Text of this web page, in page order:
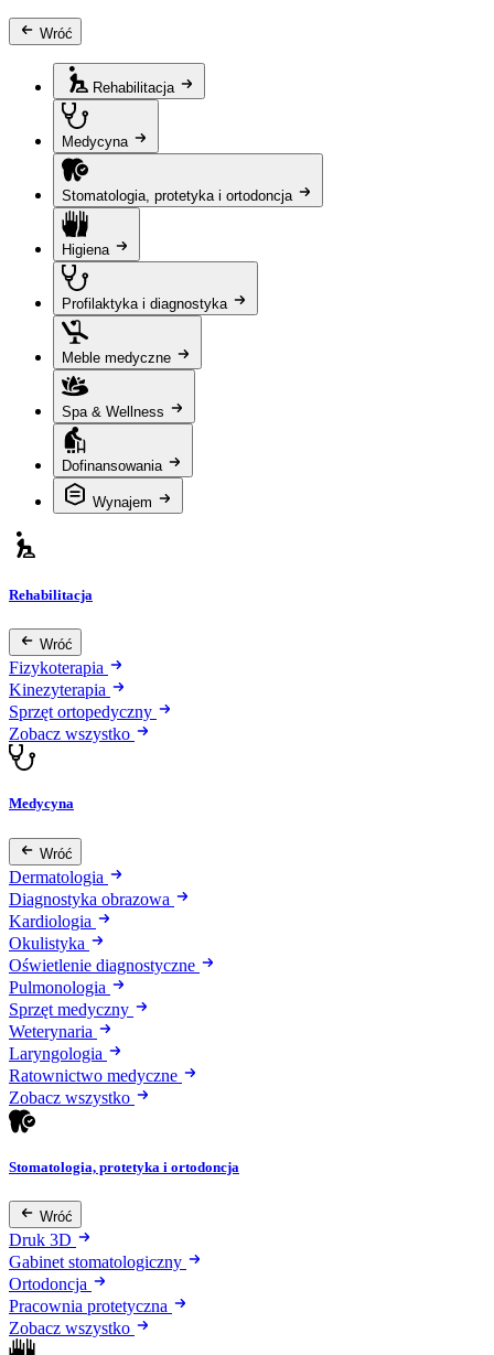
Wróć
Rehabilitacja
Medycyna
Stomatologia, protetyka i ortodoncja
Higiena
Profilaktyka i diagnostyka
Meble medyczne
Spa & Wellness
Dofinansowania
Wynajem
Rehabilitacja
Wróć
Fizykoterapia
Kinezyterapia
Sprzęt ortopedyczny
Zobacz wszystko
Medycyna
Wróć
Dermatologia
Diagnostyka obrazowa
Kardiologia
Okulistyka
Oświetlenie diagnostyczne
Pulmonologia
Sprzęt medyczny
Weterynaria
Laryngologia
Ratownictwo medyczne
Zobacz wszystko
Stomatologia, protetyka i ortodoncja
Wróć
Druk 3D
Gabinet stomatologiczny
Ortodoncja
Pracownia protetyczna
Zobacz wszystko